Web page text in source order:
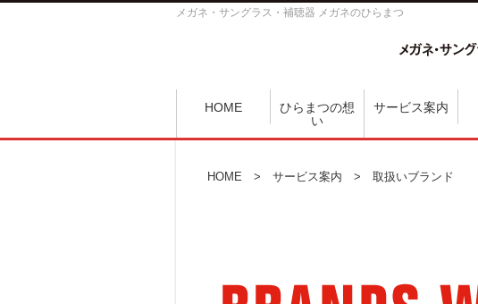
メガネ・サングラス・補聴器 メガネのひらまつ
HOME
ひらまつの想
い
サービス案内
HOME > サービス案内 > 取扱いブランド